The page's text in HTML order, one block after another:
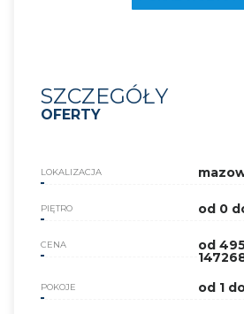
SZCZEGÓŁY
OFERTY
LOKALIZACJA
PIĘTRO od 0
CENA od
POKOJE od 1